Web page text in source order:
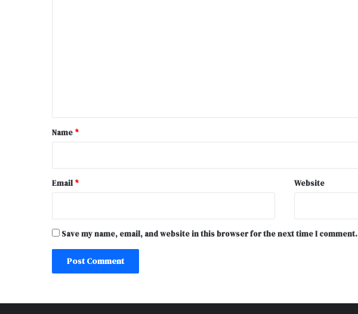
*
Name *
Email * Website
Save my name, email, and website in this browser for the next time I comment.